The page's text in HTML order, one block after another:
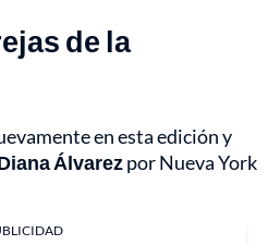
de la
en esta edición y
Álvarezpor Nueva York